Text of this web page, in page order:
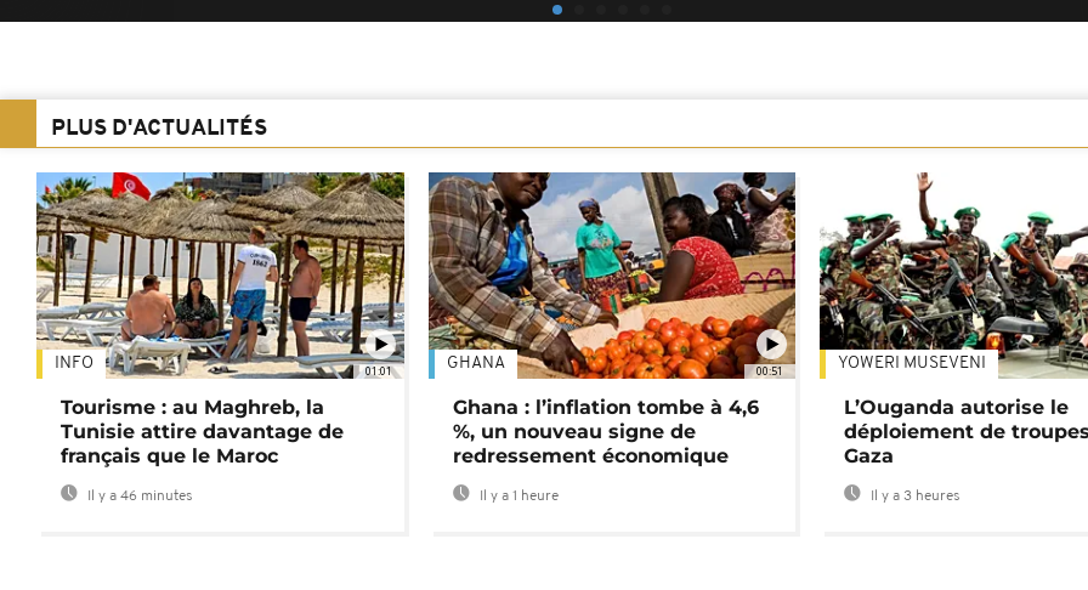
PLUS D'ACTUALITÉS
01:01
INFO
Tourisme : au Maghreb, la
Tunisie attire davantage de
français que le Maroc
Il y a 46 minutes
00:51
GHANA
Ghana : l’inflation tombe à 4,6
%, un nouveau signe de
redressement économique
Il y a 1 heure
YOWERI MUSEVENI
L’Ouganda autorise le
déploiement de
Gaza
Il y a 3 heures